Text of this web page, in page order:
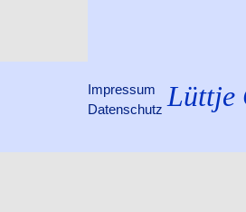
Impressum
Datenschutz Lüttje